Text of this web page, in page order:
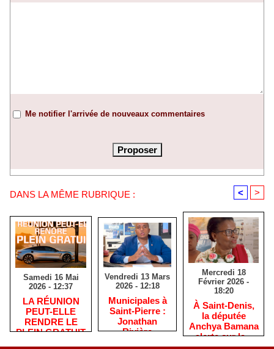
Me notifier l'arrivée de nouveaux commentaires
DANS LA MÊME RUBRIQUE : < >
Samedi 16 Mai
2026 - 12:37
​LA RÉUNION
PEUT-ELLE
RENDRE LE
PLEIN GRATUIT
Vendredi 13 Mars
2026 - 12:18
​Municipales à
Saint-Pierre :
Jonathan
Rivière
Mercredi 18
Février 2026 -
18:20
​À Saint-Denis,
la députée
Anchya Bamana
alerte sur la «